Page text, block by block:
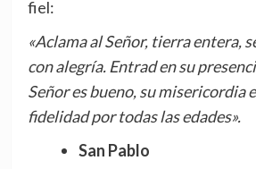
fiel:
«Aclama al Señor, tierra entera,
con alegría. Entrad en su
Señor es bueno, su misericordia
fidelidad por todas las edades».
San Pablo